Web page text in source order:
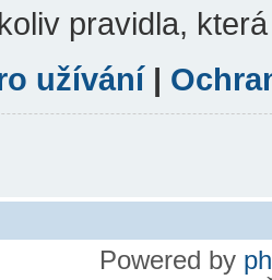
pravidla,
užívání|
Powered by